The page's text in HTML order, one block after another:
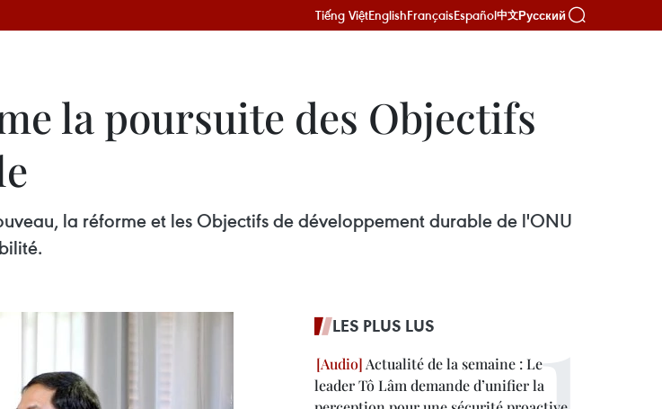
Tiếng ViệtEnglishFrançaisEspañol中文Русский
la poursuite des Objectifs
la réforme et les Objectifs de développement durable de l'ONU
LES PLUS LUS
Actualité de la semaine : Le
leader Tô Lâm demande d’unifier la